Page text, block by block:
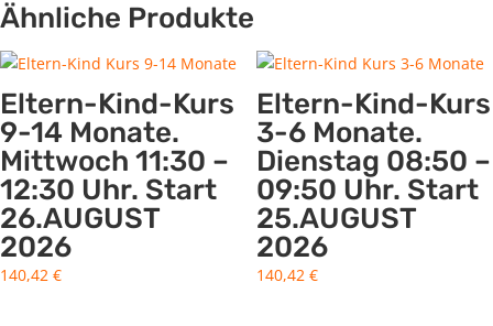
Ähnliche Produkte
Eltern-Kind-Kurs
9-14 Monate.
Mittwoch 11:30 –
12:30 Uhr. Start
26.AUGUST
2026
140,42 €
Eltern-Kind-Kurs
3-6 Monate.
Dienstag 08:50 –
09:50 Uhr. Start
25.AUGUST
2026
140,42 €